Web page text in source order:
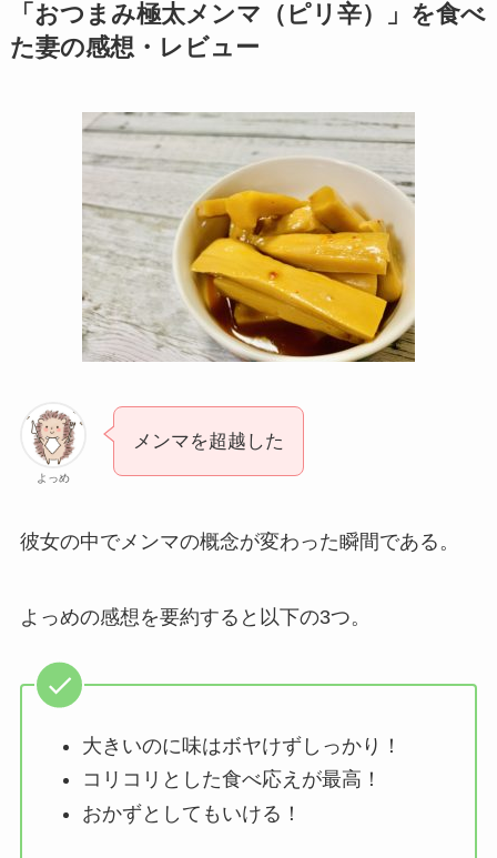
「おつまみ極太メンマ（ピリ辛）」を食べ
た妻の感想・レビュー
よっめ
メンマを超越した
彼女の中でメンマの概念が変わった瞬間である。
よっめの感想を要約すると以下の3つ。
大きいのに味はボヤけずしっかり！
コリコリとした食べ応えが最高！
おかずとしてもいける！